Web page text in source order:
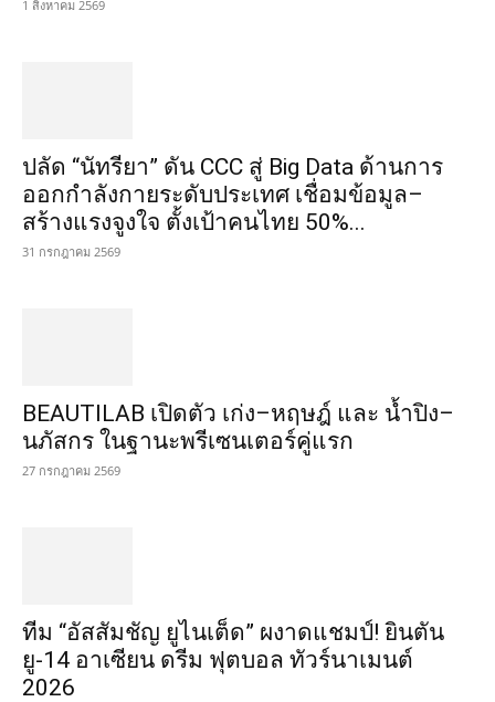
1 สิงหาคม 2569
ปลัด “นัทรียา” ดัน CCC สู่ Big Data ด้านการ
ออกกำลังกายระดับประเทศ เชื่อมข้อมูล–
สร้างแรงจูงใจ ตั้งเป้าคนไทย 50%...
31 กรกฎาคม 2569
BEAUTILAB เปิดตัว เก่ง–หฤษฎ์ และ น้ำปิง–
นภัสกร ในฐานะพรีเซนเตอร์คู่แรก
27 กรกฎาคม 2569
ทีม “อัสสัมชัญ ยูไนเต็ด” ผงาดแชมป์! ยินตัน
ยู-14 อาเซียน ดรีม ฟุตบอล ทัวร์นาเมนต์
2026